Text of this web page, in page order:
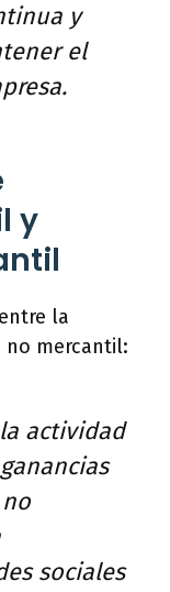
y
el
y
la
no mercantil:
actividad
sociales